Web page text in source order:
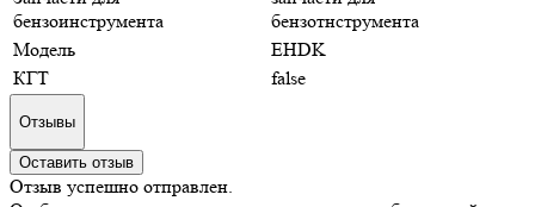
бензоинструмента
бензотнструмента
Модель
EHDK
КГТ
false
Отзывы
Оставить отзыв
Отзыв успешно отправлен.